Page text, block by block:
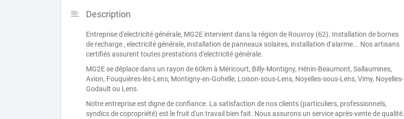
Description
Entreprise d'electricité générale, MG2E intervient dans la région de Rouvroy (62). Installation de bornes
de recharge , electricité générale, installation de panneaux solaires, installation d'alarme... Nos artisans
certifiés assurent toutes prestations d'electricité générale.
MG2E se déplace dans un rayon de 60km à Méricourt, Billy-Montigny, Hénin-Beaumont, Sallaumines,
Avion, Fouquières-lès-Lens, Montigny-en-Gohelle, Loison-sous-Lens, Noyelles-sous-Lens, Vimy, Noyelles-
Godault ou Lens.
Notre entreprise est digne de confiance. La satisfaction de nos clients (particuliers, professionnels,
syndics de copropriété) est le fruit d'un travail bien fait. Nous assurons un service après-vente de qualité.